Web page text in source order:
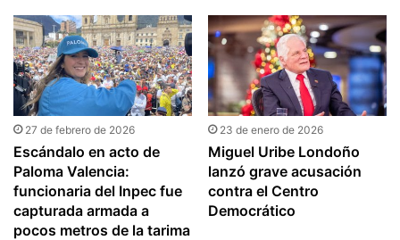
27 de febrero de 2026
Escándalo en acto de
Paloma Valencia:
funcionaria del Inpec fue
capturada armada a
pocos metros de la tarima
23 de enero de 2026
Miguel Uribe Londoño
lanzó grave acusación
contra el Centro
Democrático